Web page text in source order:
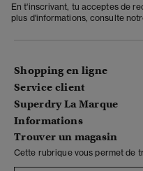
En t'inscrivant, tu acceptes de
plus d'informations, consulte
Shopping en ligne
Service client
Superdry La Marque
Informations
Trouver un magasin
Cette rubrique vous permet de